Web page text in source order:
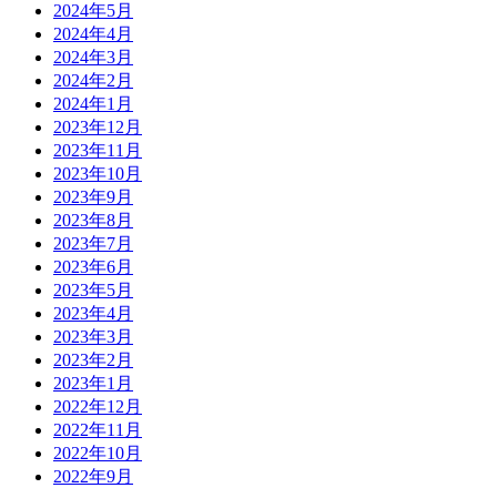
2024年5月
2024年4月
2024年3月
2024年2月
2024年1月
2023年12月
2023年11月
2023年10月
2023年9月
2023年8月
2023年7月
2023年6月
2023年5月
2023年4月
2023年3月
2023年2月
2023年1月
2022年12月
2022年11月
2022年10月
2022年9月